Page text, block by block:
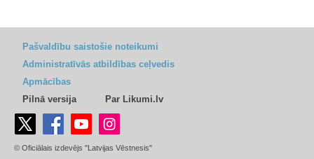
Pašvaldību saistošie noteikumi
Administratīvās atbildības ceļvedis
Apmācības
Pilnā versija
Par Likumi.lv
© Oficiālais izdevējs "Latvijas Vēstnesis"